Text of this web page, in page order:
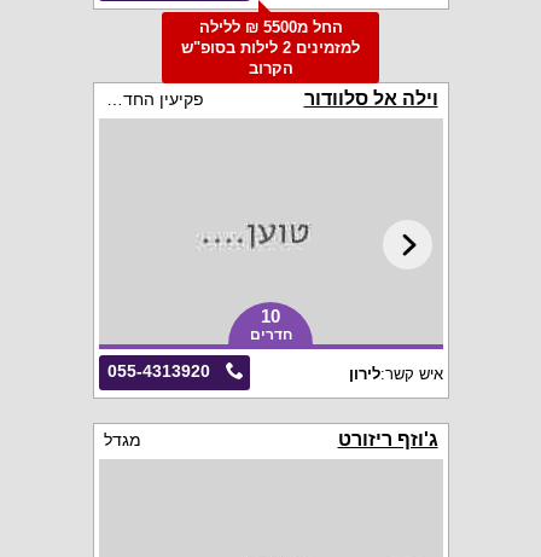
החל מ5500 ₪ ללילה
למזמינים 2 לילות בסופ"ש
הקרוב
וילה אל סלוודור
10
חדרים
055-4313920 איש קשר:לירון
ג'וזף ריזורט מגדל